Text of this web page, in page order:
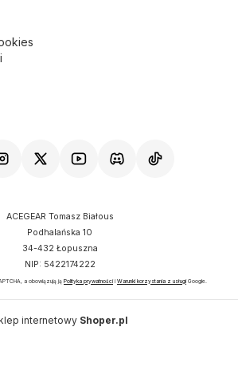
ACEGEAR Tomasz Białous
Podhalańska 10
34-432 Łopuszna
NIP: 5422174222
a obowiązują ją Polityka prywatności i Warunki korzystania z usługi Google.
internetowy Shoper.pl